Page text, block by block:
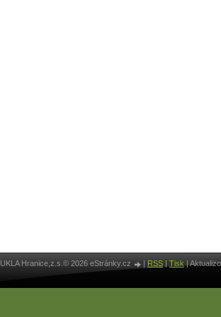
Hranice,z.s.© 2026 eStránky.cz RSS Tisk